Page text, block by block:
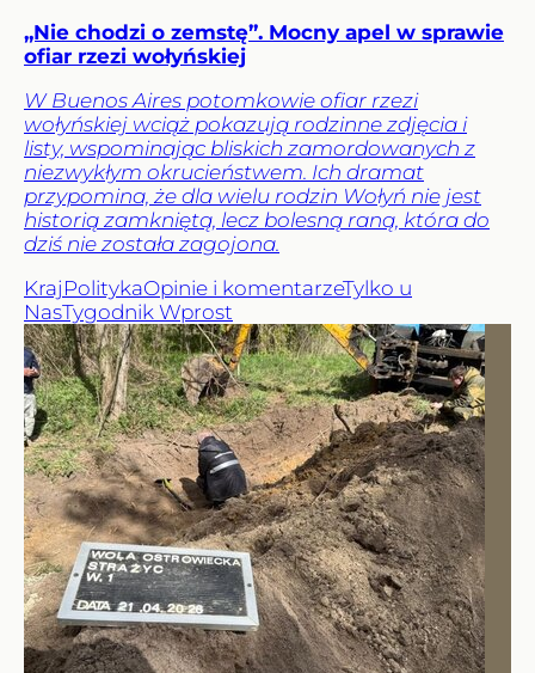
„Nie chodzi o zemstę”. Mocny apel w sprawie
ofiar rzezi wołyńskiej
W Buenos Aires potomkowie ofiar rzezi
wołyńskiej wciąż pokazują rodzinne zdjęcia i
listy, wspominając bliskich zamordowanych z
niezwykłym okrucieństwem. Ich dramat
przypomina, że dla wielu rodzin Wołyń nie jest
historią zamkniętą, lecz bolesną raną, która do
dziś nie została zagojona.
Kraj PolitykaOpinie i komentarzeTylko u
NasTygodnik Wprost